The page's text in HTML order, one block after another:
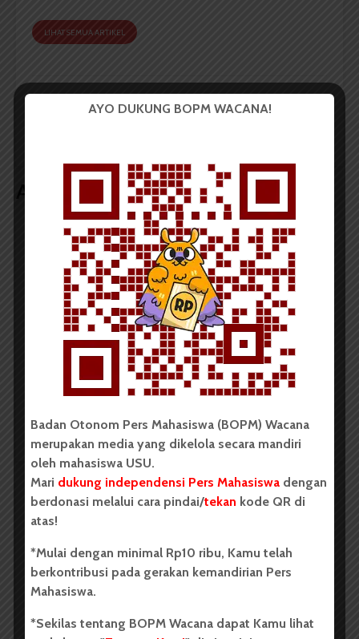
LIHAT SEMUA ARTIKEL
HIMTI Hadiahkan Batik
untuk Pemenang
Hari Ini, Mahasiswa
Teknik Industri
Artikel terkait lain
BERITA KAMPUS
BPDP Sosialisasikan Lomba Riset
Mahasiswa 2026, Dorong Inovasi
Penelitian dalam Sektor
Perkebunan
Redaksi 2 menit waktu baca
USU Raih Juara di Festival Literasi
Sumatra Utara 2026
Dark Mode | Moda Gelap
AYO DUKUNG BOPM WACANA!
Badan Otonom Pers Mahasiswa (BOPM) Wacana
merupakan media yang dikelola secara mandiri
oleh mahasiswa USU.
Mari dukung independensi Pers Mahasiswa dengan
berdonasi melalui cara pindai/tekan kode QR di
atas!
*Mulai dengan minimal Rp10 ribu, Kamu telah
berkontribusi pada gerakan kemandirian Pers
Mahasiswa.
*Sekilas tentang BOPM Wacana dapat Kamu lihat